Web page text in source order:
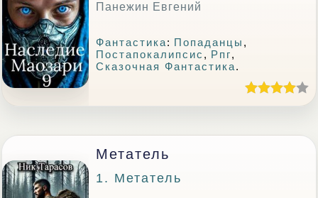
Панежин Евгений
Фантастика: Попаданцы ,
Постапокалипсис , Рпг,
Сказочная Фантастика.
Метатель
1. Метатель